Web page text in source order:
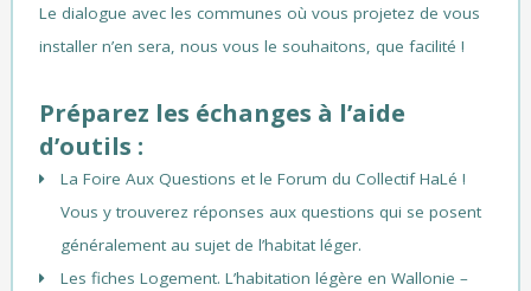
Le dialogue avec les communes où vous projetez de vous
installer n’en sera, nous vous le souhaitons, que facilité !
Préparez les échanges à l’aide
d’outils :
La Foire Aux Questions et le Forum du Collectif HaLé !
Vous y trouverez réponses aux questions qui se posent
généralement au sujet de l’habitat léger.
Les fiches Logement. L’habitation légère en Wallonie –